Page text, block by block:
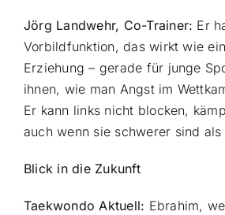
Jörg Landwehr, Co-Trainer: Er
Vorbildfunktion, das wirkt wie
Erziehung – gerade für junge
ihnen, wie man Angst im
Er kann links nicht blocken,
auch wenn sie schwerer sind als
Blick in die Zukunft
Taekwondo Aktuell: Ebrahim,